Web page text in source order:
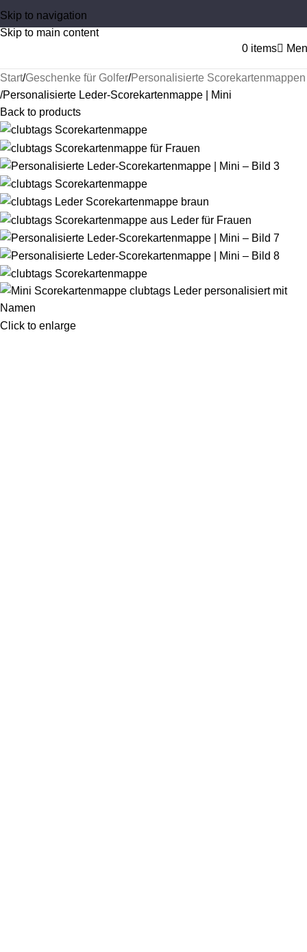
Skip to navigation
Skip to main content
0 items
Start Geschenke für Golfer Personalisierte Scorekartenmappen
Personalisierte Leder-Scorekartenmappe | Mini
Back to products
Click to enlarge